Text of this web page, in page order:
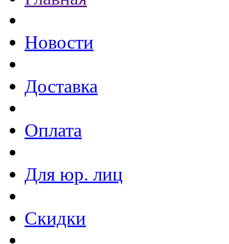
Новости
Доставка
Оплата
Для юр. лиц
Скидки